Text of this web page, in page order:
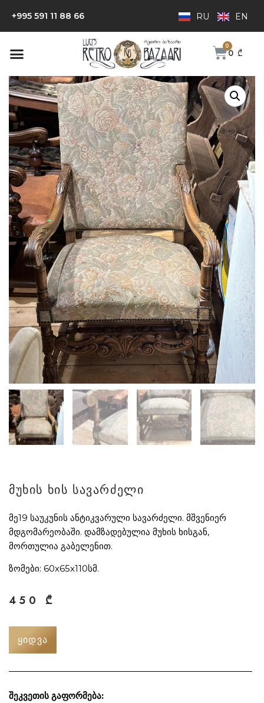
+995 591 11 88 66 RU EN
0 ₾
მუხის ხის სავარძელი
მე19 საუკუნის ანტიკვარული სავარძელი. მშვენიერ
მდგომარეობაში. დამზადებულია მუხის ხისგან,
მორთულია გაბელენით.
ზომები: 60х65х110სმ.
450 ₾
ᲧᲘᲓᲕᲐ
შეკვეთის გაფორმება: